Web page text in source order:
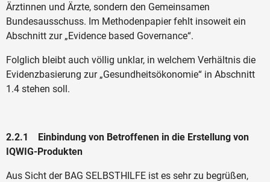
Ärztinnen und Ärzte, sondern den Gemeinsamen
Bundesausschuss. Im Methodenpapier fehlt insoweit ein
Abschnitt zur „Evidence based Governance“.
Folglich bleibt auch völlig unklar, in welchem Verhältnis die
Evidenzbasierung zur „Gesundheitsökonomie“ in Abschnitt
1.4 stehen soll.
2.2.1 Einbindung von Betroffenen in die Erstellung von
IQWIG-Produkten
Aus Sicht der BAG SELBSTHILFE ist es sehr zu begrüßen,